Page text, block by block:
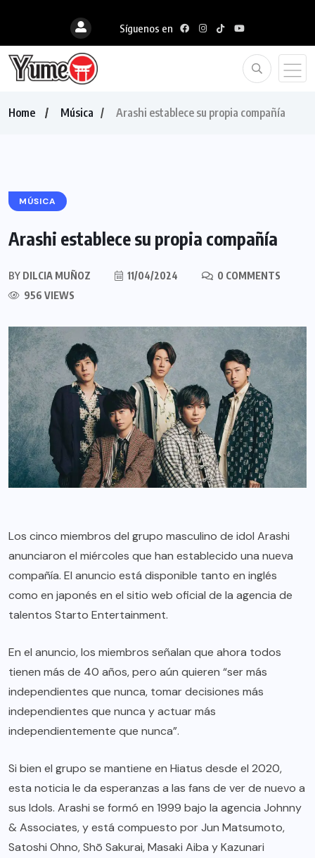
Síguenos en
Home Música Arashi establece su propia compañía
MÚSICA
Arashi establece su propia compañía
BY DILCIA MUÑOZ 11/04/2024
0 COMMENTS
956 VIEWS
Los cinco miembros del grupo masculino de idol Arashi
anunciaron el miércoles que han establecido una nueva
compañía. El anuncio está disponible tanto en inglés
como en japonés en el sitio web oficial de la agencia de
talentos Starto Entertainment.
En el anuncio, los miembros señalan que ahora todos
tienen más de 40 años, pero aún quieren “ser más
independientes que nunca, tomar decisiones más
independientes que nunca y actuar más
independientemente que nunca”.
Si bien el grupo se mantiene en Hiatus desde el 2020,
esta noticia le da esperanzas a las fans de ver de nuevo a
sus Idols. Arashi se formó en 1999 bajo la agencia Johnny
& Associates, y está compuesto por Jun Matsumoto,
Satoshi Ohno, Shō Sakurai, Masaki Aiba y Kazunari